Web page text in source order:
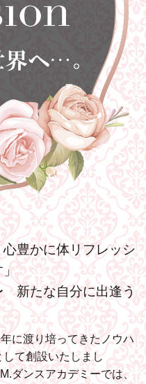
豊かに体リフレッシ
」
新たな自分に出逢う
に渡り培ってきたノウハ
て創設いたしまし
ダンスアカデミーでは、